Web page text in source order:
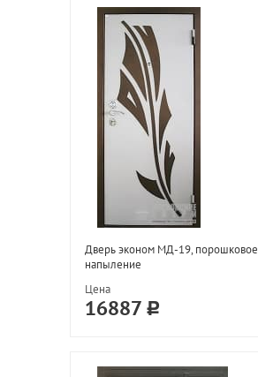
Дверь эконом МД-19, порошковое
напыление
Цена
16887